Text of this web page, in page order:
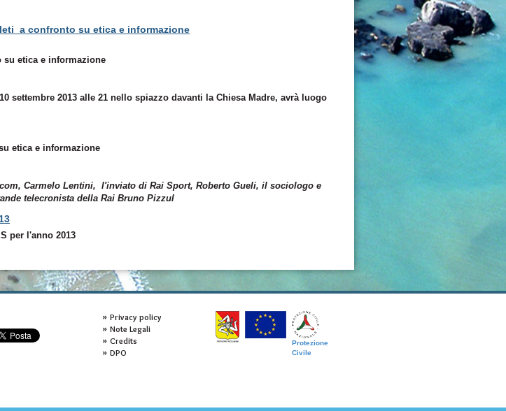
a confronto su etica e informazione
etica e informazione
settembre 2013 alle 21 nello spiazzo davanti la Chiesa Madre, avrà luogo
etica e informazione
Carmelo Lentini, l'inviato di Rai Sport, Roberto Gueli, il sociologo e
telecronista della Rai Bruno Pizzul
per l'anno 2013
Privacy policy
Note Legali
Credits
DPO
Protezione
Civile